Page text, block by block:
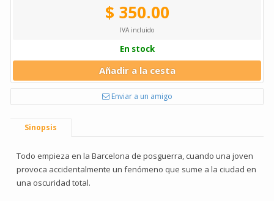
$ 350.00
IVA incluido
En stock
Añadir a la cesta
Enviar a un amigo
Sinopsis
Todo empieza en la Barcelona de posguerra, cuando una joven
provoca accidentalmente un fenómeno que sume a la ciudad en
una oscuridad total.